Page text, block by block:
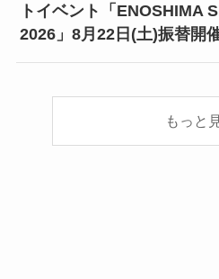
トイベント「ENOSHIMA
2026」8月22日(土)振替開
もっと